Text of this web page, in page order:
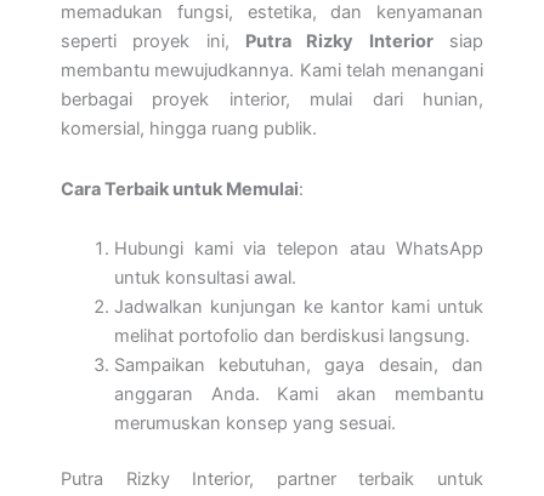
memadukan fungsi, estetika, dan kenyamanan
seperti proyek ini, Putra Rizky Interiorsiap
membantu mewujudkannya. Kami telah menangani
berbagai proyek interior, mulai dari hunian,
komersial, hingga ruang publik.
Cara Terbaik untuk Memulai:
Hubungi kami via telepon atau WhatsApp
untuk konsultasi awal.
Jadwalkan kunjungan ke kantor kami untuk
melihat portofolio dan berdiskusi langsung.
Sampaikan kebutuhan, gaya desain, dan
anggaran Anda. Kami akan membantu
merumuskan konsep yang sesuai.
Putra Rizky Interior, partner terbaik untuk